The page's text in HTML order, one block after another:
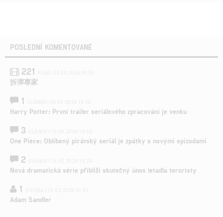
POSLEDNÍ KOMENTOVANÉ
221
拆彈專家
1
Harry Potter: První trailer seriálového zpracování je venku
3
One Piece: Oblíbený pirátský seriál je zpátky s novými epizodami
2
Nová dramatická série přiblíží skutečný únos letadla teroristy
1
Adam Sandler